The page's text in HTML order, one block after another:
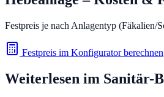
Festpreis je nach Anlagentyp (Fäkalien/
Festpreis im Konfigurator berechnen
Weiterlesen im Sanitär-